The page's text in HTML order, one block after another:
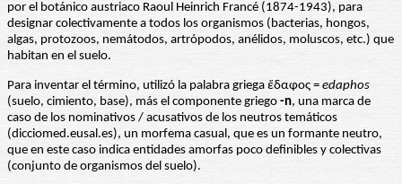
por el botánico austriaco Raoul Heinrich Francé (1874-1943), para
designar colectivamente a todos los organismos (bacterias, hongos,
algas, protozoos, nemátodos, artrópodos, anélidos, moluscos, etc.) que
habitan en el suelo.
Para inventar el término, utilizó la palabra griega ἔδαφος = edaphos
(suelo, cimiento, base), más el componente griego -n, una marca de
caso de los nominativos / acusativos de los neutros temáticos
(dicciomed.eusal.es), un morfema casual, que es un formante neutro,
que en este caso indica entidades amorfas poco definibles y colectivas
(conjunto de organismos del suelo).